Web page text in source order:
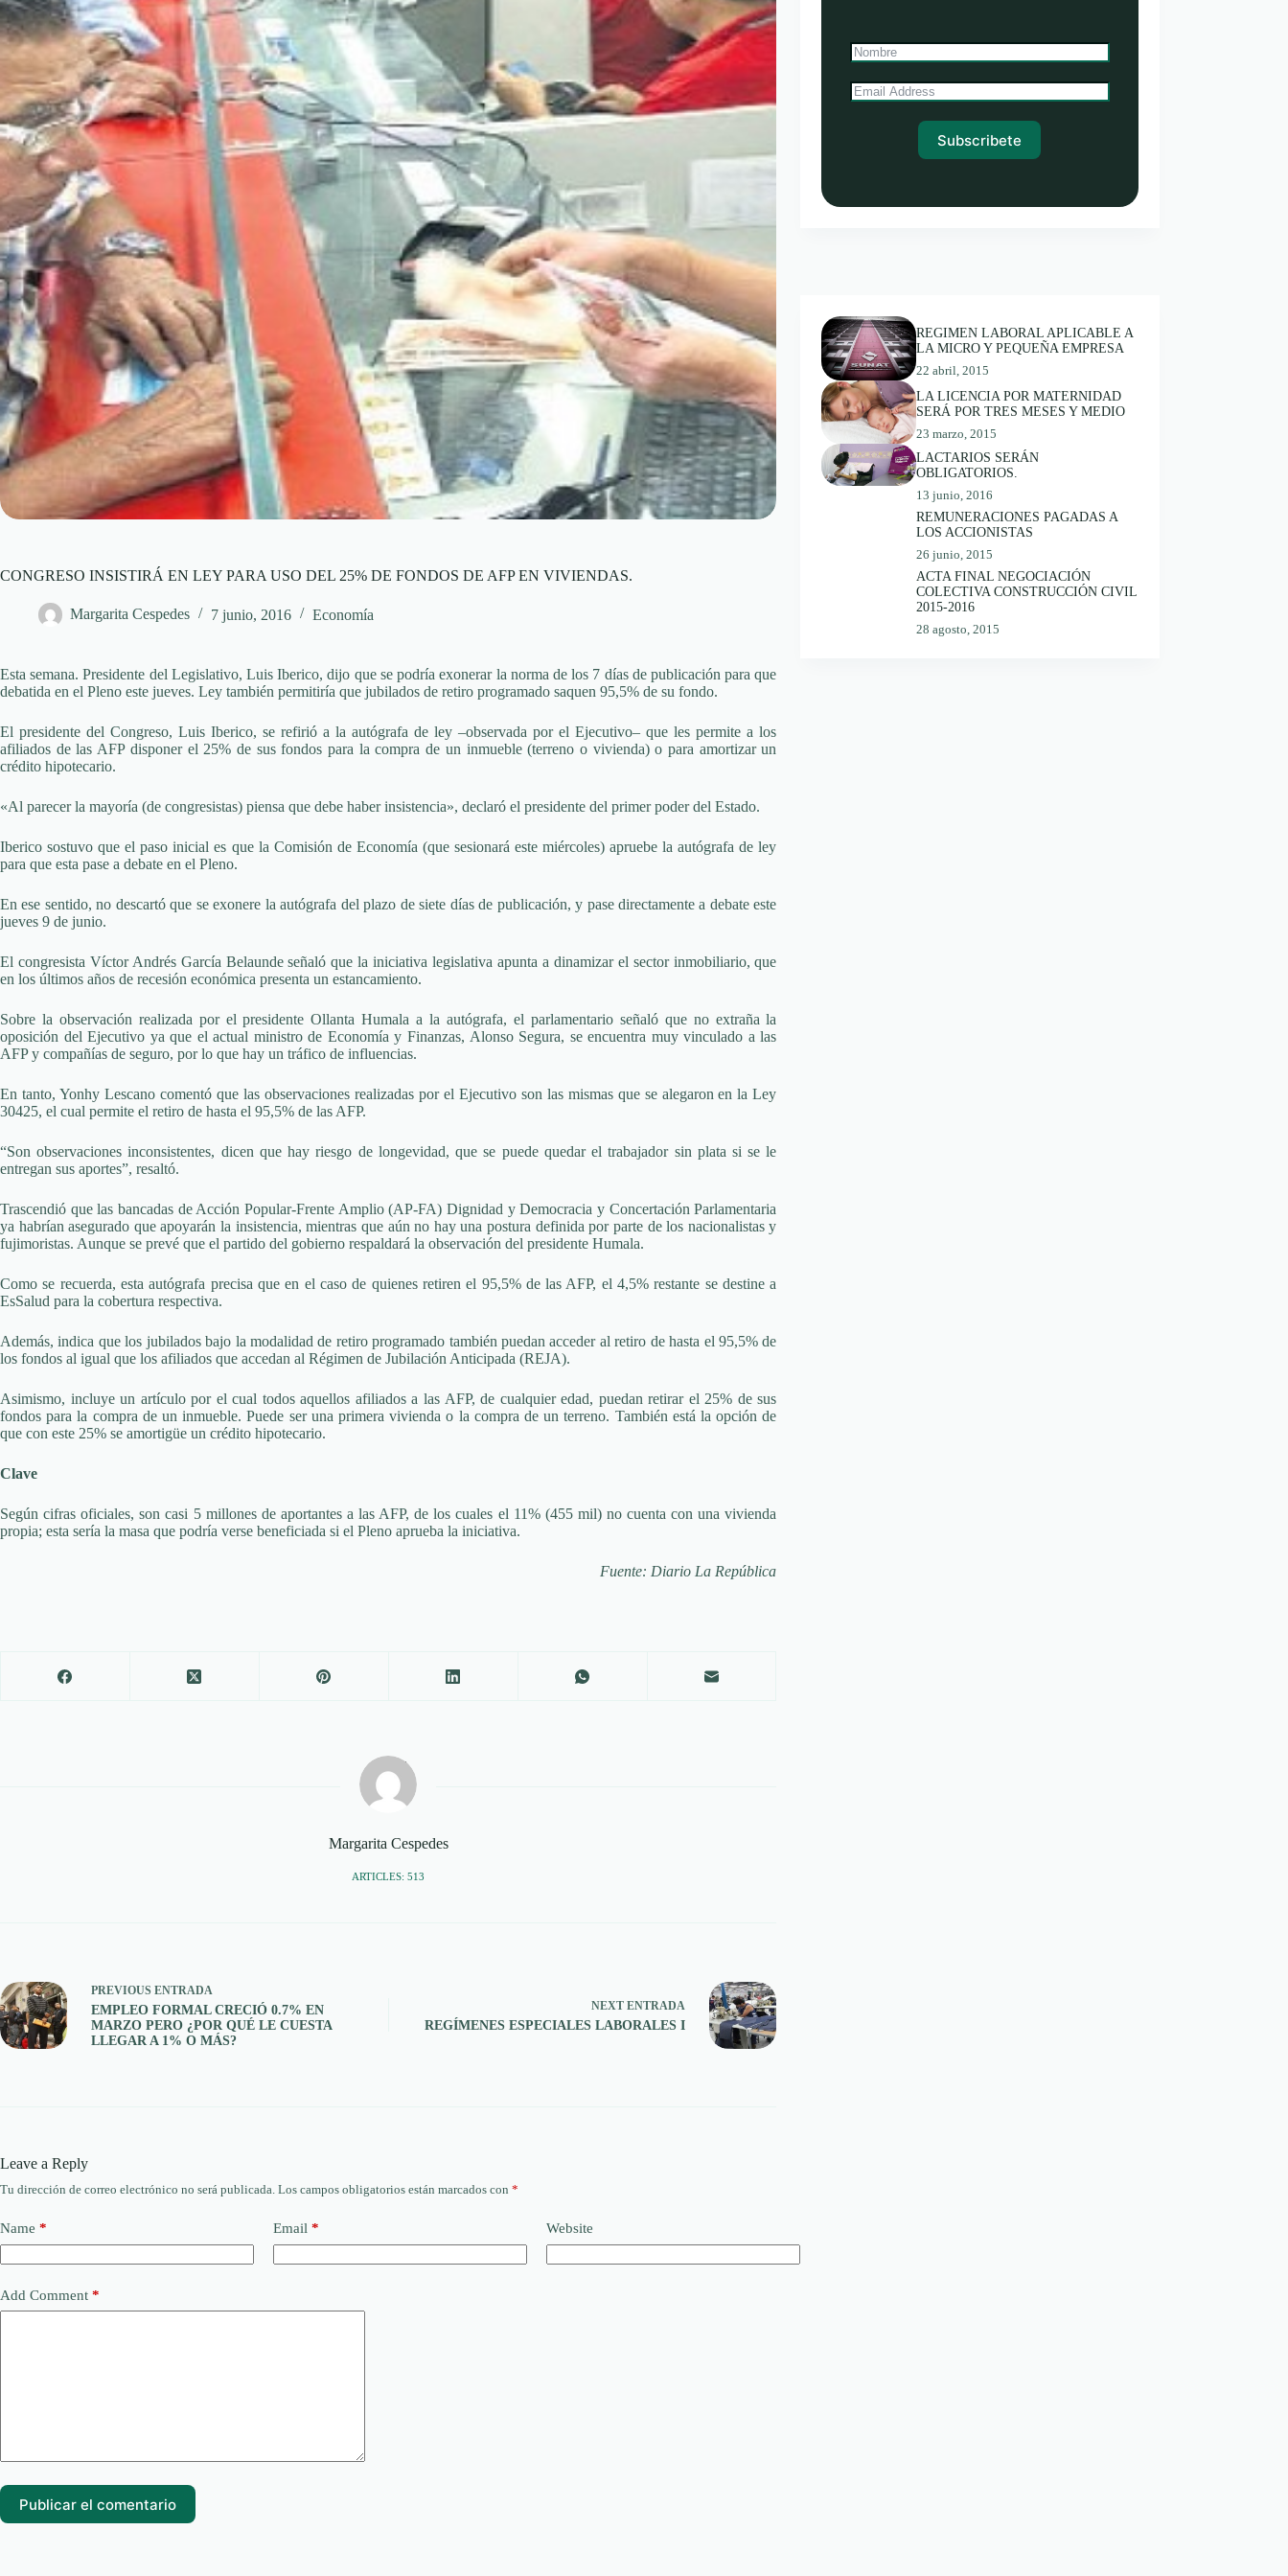
CONGRESO INSISTIRÁ EN LEY PARA USO DEL 25% DE FONDOS DE AFP EN VIVIENDAS.
Margarita Cespedes 7 junio, 2016 Economía
Esta semana. Presidente del Legislativo, Luis Iberico, dijo que se podría exonerar la norma de los 7 días de publicación para que
debatida en el Pleno este jueves. Ley también permitiría que jubilados de retiro programado saquen 95,5% de su fondo.
El presidente del Congreso, Luis Iberico, se refirió a la autógrafa de ley –observada por el Ejecutivo– que les permite a los
afiliados de las AFP disponer el 25% de sus fondos para la compra de un inmueble (terreno o vivienda) o para amortizar un
crédito hipotecario.
«Al parecer la mayoría (de congresistas) piensa que debe haber insistencia», declaró el presidente del primer poder del Estado.
Iberico sostuvo que el paso inicial es que la Comisión de Economía (que sesionará este miércoles) apruebe la autógrafa de ley
para que esta pase a debate en el Pleno.
En ese sentido, no descartó que se exonere la autógrafa del plazo de siete días de publicación, y pase directamente a debate este
jueves 9 de junio.
El congresista Víctor Andrés García Belaunde señaló que la iniciativa legislativa apunta a dinamizar el sector inmobiliario, que
en los últimos años de recesión económica presenta un estancamiento.
Sobre la observación realizada por el presidente Ollanta Humala a la autógrafa, el parlamentario señaló que no extraña la
oposición del Ejecutivo ya que el actual ministro de Economía y Finanzas, Alonso Segura, se encuentra muy vinculado a las
AFP y compañías de seguro, por lo que hay un tráfico de influencias.
En tanto, Yonhy Lescano comentó que las observaciones realizadas por el Ejecutivo son las mismas que se alegaron en la Ley
30425, el cual permite el retiro de hasta el 95,5% de las AFP.
“Son observaciones inconsistentes, dicen que hay riesgo de longevidad, que se puede quedar el trabajador sin plata si se le
entregan sus aportes”, resaltó.
Trascendió que las bancadas de Acción Popular-Frente Amplio (AP-FA) Dignidad y Democracia y Concertación Parlamentaria
ya habrían asegurado que apoyarán la insistencia, mientras que aún no hay una postura definida por parte de los nacionalistas y
fujimoristas. Aunque se prevé que el partido del gobierno respaldará la observación del presidente Humala.
Como se recuerda, esta autógrafa precisa que en el caso de quienes retiren el 95,5% de las AFP, el 4,5% restante se destine a
EsSalud para la cobertura respectiva.
Además, indica que los jubilados bajo la modalidad de retiro programado también puedan acceder al retiro de hasta el 95,5% de
los fondos al igual que los afiliados que accedan al Régimen de Jubilación Anticipada (REJA).
Asimismo, incluye un artículo por el cual todos aquellos afiliados a las AFP, de cualquier edad, puedan retirar el 25% de sus
fondos para la compra de un inmueble. Puede ser una primera vivienda o la compra de un terreno. También está la opción de
que con este 25% se amortigüe un crédito hipotecario.
Clave
Según cifras oficiales, son casi 5 millones de aportantes a las AFP, de los cuales el 11% (455 mil) no cuenta con una vivienda
propia; esta sería la masa que podría verse beneficiada si el Pleno aprueba la iniciativa.
Fuente: Diario La República
Margarita Cespedes
ARTICLES: 513
PREVIOUS ENTRADA
EMPLEO FORMAL CRECIÓ 0.7% EN
MARZO PERO ¿POR QUÉ LE CUESTA
LLEGAR A 1% O MÁS?
NEXTENTRADA
REGÍMENES ESPECIALES LABORALES I
Leave a Reply
Tu dirección de correo electrónico no será publicada. Los campos obligatorios están marcados con *
Name * Email * Website
Add Comment *
Publicar el comentario
Subscribete
REGIMEN LABORAL APLICABLE A
LA MICRO Y PEQUEÑA EMPRESA
22 abril, 2015
LA LICENCIA POR MATERNIDAD
SERÁ POR TRES MESES Y MEDIO
23 marzo, 2015
LACTARIOS SERÁN
OBLIGATORIOS.
13 junio, 2016
REMUNERACIONES PAGADAS A
LOS ACCIONISTAS
26 junio, 2015
ACTA FINAL NEGOCIACIÓN
COLECTIVA CONSTRUCCIÓN CIVIL
2015-2016
28 agosto, 2015